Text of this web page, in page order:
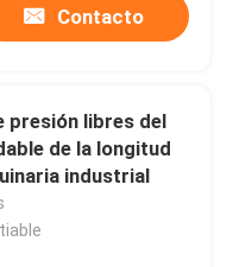
Contacto
presión libres del
de la longitud
industrial